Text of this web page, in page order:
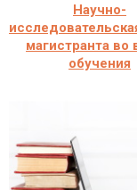
Научно-
магистранта во
обучения